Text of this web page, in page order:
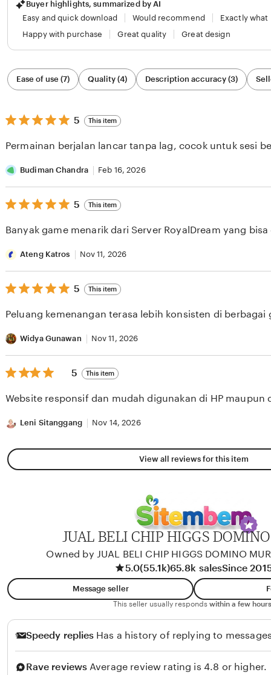
Buyer highlights, summarized by AI
Easy and quick download
Would recommend
Exactly what
Happy with purchase
Great quality Great design
Filter
by
category
Ease of use (7) Quality (4) Description accuracy (3)
5
out
5
5 This item
Permainan berjalan lancar tanpa lag, cocok untuk sesi
Budiman Chandra Feb 16, 2026
5
out
5
5 This item
Banyak game menarik dari Server RoyalDream yang
Ateng Katros Nov 11, 2026
5
out
5
5 This item
Peluang kemenangan terasa lebih konsisten di berbagai
Widya Gunawan Nov 11, 2026
5
out
5
5 This item
Website responsif dan mudah digunakan di HP maupun
Leni Sitanggang Nov 14, 2026
View all reviews for this item
JUAL BELI CHIP HIGGS
Owned by JUAL BELI CHIP HIGGS DOMINO
5.0(55.1k)65.8k salesSince
Message seller
This seller usually responds within a few
Speedy replies Has a history of replying to
Rave reviews Average review rating is 4.8 or higher.